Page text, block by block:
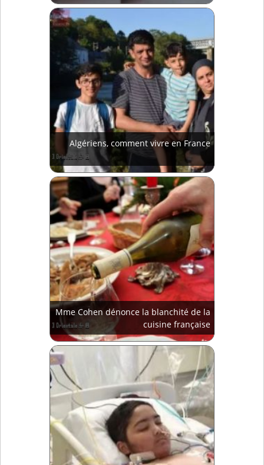
Algériens, comment vivre en France
Mme Cohen dénonce la blanchité de la
cuisine française